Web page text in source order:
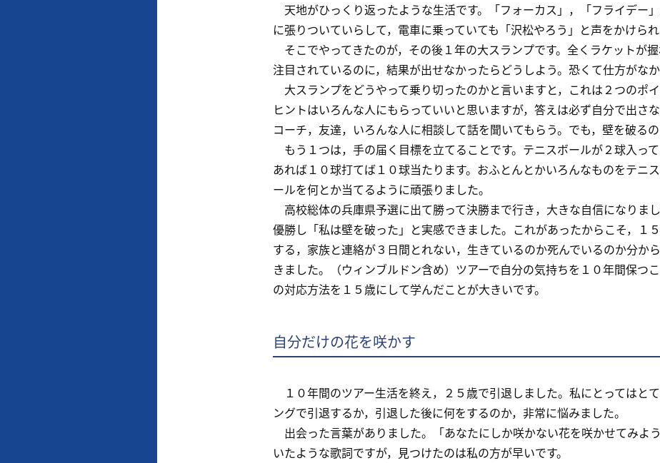
天地がひっくり返ったような生活です。「フォーカス」，「フライデー
に張りついていらして，電車に乗っていても「沢松やろう」と声をかけられ
そこでやってきたのが，その後１年の大スランプです。全くラケットが
注目されているのに，結果が出せなかったらどうしよう。恐くて仕方がな
大スランプをどうやって乗り切ったのかと言いますと，これは２つのポ
ヒントはいろんな人にもらっていいと思いますが，答えは必ず自分で出さ
コーチ，友達，いろんな人に相談して話を聞いてもらう。でも，壁を破るの
もう１つは，手の届く目標を立てることです。テニスボールが２球入っ
あれば１０球打てば１０球当たります。おふとんとかいろんなものをテニ
ールを何とか当てるように頑張りました。
高校総体の兵庫県予選に出て勝って決勝まで行き，大きな自信になりま
優勝し「私は壁を破った」と実感できました。これがあったからこそ，１
する，家族と連絡が３日間とれない，生きているのか死んでいるのか分か
きました。（ウィンブルドン含め）ツアーで自分の気持ちを１０年間保つ
の対応方法を１５歳にして学んだことが大きいです。
自分だけの花を咲かす
１０年間のツアー生活を終え，２５歳で引退しました。私にとってはと
ングで引退するか，引退した後に何をするのか，非常に悩みました。
出会った言葉がありました。「あなたにしか咲かない花を咲かせてみよ
いたような歌詞ですが，見つけたのは私の方が早いです。